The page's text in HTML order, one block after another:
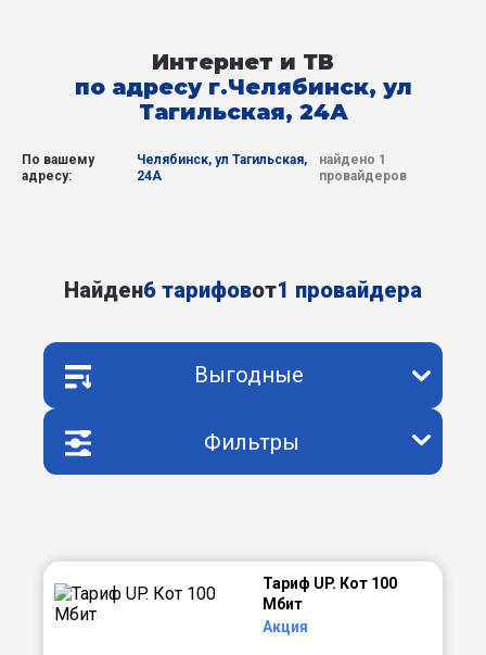
Интернет и ТВ
по адресу г.Челябинск, ул
Тагильская, 24А
По вашему
адресу:
Челябинск, ул Тагильская,
24А
найдено 1
провайдеров
Найден6 тарифовот1 провайдера
Выгодные
Фильтры
Тариф UP. Кот 100
Мбит
Акция